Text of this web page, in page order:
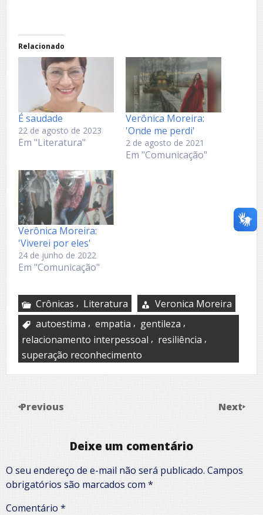
Relacionado
É saudade
22 de agosto de 2023
Em "Literatura"
Verônica Moreira:
'Onde me perdi'
2 de agosto de 2021
Em "Comunicação"
Verônica Moreira:
'Viverei por eles'
24 de junho de 2022
Em "Comunicação"
Crônicas , Literatura
Veronica Moreira
autoestima , empatia , gentileza ,
relacionamento interpessoal , resiliência ,
superação reconhecimento
Previous Next
Deixe um comentário
O seu endereço de e-mail não será publicado. Campos
obrigatórios são marcados com *
Comentário *